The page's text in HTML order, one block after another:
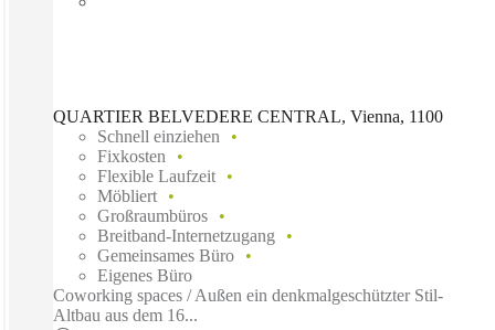
QUARTIER BELVEDERE CENTRAL, Vienna, 1100
Schnell einziehen
Fixkosten
Flexible Laufzeit
Möbliert
Großraumbüros
Breitband-Internetzugang
Gemeinsames Büro
Eigenes Büro
Coworking spaces / Außen ein denkmalgeschützter Stil-
Altbau aus dem 16...